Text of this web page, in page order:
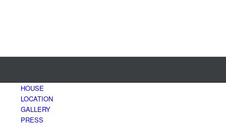
HOUSE
LOCATION
GALLERY
PRESS